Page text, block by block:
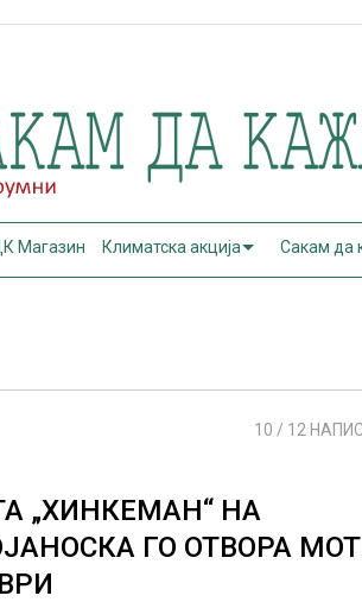
Магазин Климатска акција Сакам да
10 / 12
„ХИНКЕМАН“ НА
ГО ОТВОРА МОТ